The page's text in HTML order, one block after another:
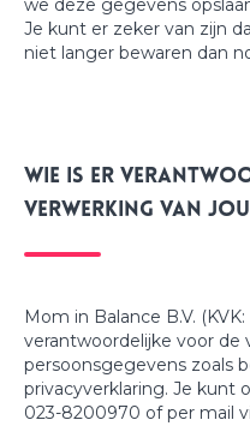
we deze gegevens
Je kunt er zeker van zijn
niet langer bewaren dan
Wie is er
verwerking van
Mom in Balance B.V.
verantwoordelijke voor de
persoonsgegevens zoals
privacyverklaring. Je kunt
023-8200970 of per mail